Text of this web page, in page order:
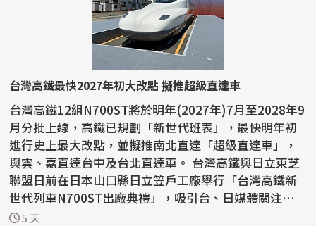
台灣高鐵最快2027年初大改點 擬推超級直達車
台灣高鐵12組N700ST將於明年(2027年)7月至2028年9
月分批上線，高鐵已規劃「新世代班表」，最快明年初
進行史上最大改點，並擬推南北直達「超級直達車」，
與雲、嘉直達台中及台北直達車。 台灣高鐵與日立東芝
聯盟日前在日本山口縣日立笠戶工廠舉行「台灣高鐵新
世代列車N700ST出廠典禮」，吸引台、日媒體關注，根
據高鐵統...
5 天